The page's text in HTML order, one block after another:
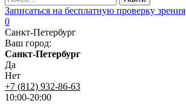
Записаться на бесплатную проверку зрения
0
Санкт-Петербург
Ваш город:
Санкт-Петербург
Да
Нет
+7 (812) 932-86-63
10:00-20:00